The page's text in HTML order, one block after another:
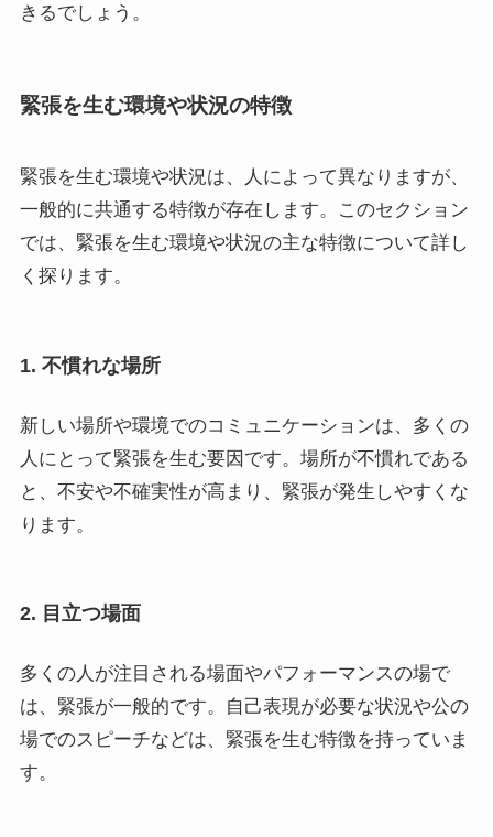
きるでしょう。
緊張を生む環境や状況の特徴
緊張を生む環境や状況は、人によって異なりますが、
一般的に共通する特徴が存在します。このセクション
では、緊張を生む環境や状況の主な特徴について詳し
く探ります。
1. 不慣れな場所
新しい場所や環境でのコミュニケーションは、多くの
人にとって緊張を生む要因です。場所が不慣れである
と、不安や不確実性が高まり、緊張が発生しやすくな
ります。
2. 目立つ場面
多くの人が注目される場面やパフォーマンスの場で
は、緊張が一般的です。自己表現が必要な状況や公の
場でのスピーチなどは、緊張を生む特徴を持っていま
す。